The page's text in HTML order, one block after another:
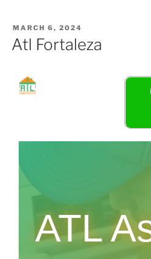
MARCH 6, 2024
Atl Fortaleza
ATL